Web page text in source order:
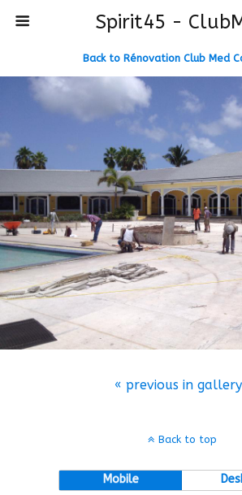
Spirit45 -
Back to Rénovation Club Med
« previous in gallery
Back to top
Mobile